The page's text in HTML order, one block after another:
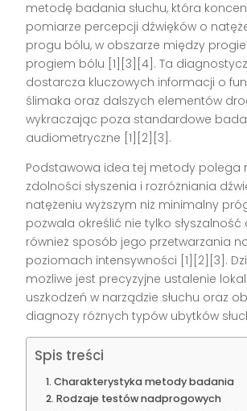
metodę badania słuchu, która
pomiarze percepcji dźwięków o
progu bólu, w obszarze między
progiem bólu [1][3][4]. Ta
dostarcza kluczowych informacji o
ślimaka oraz dalszych elementów
wykraczając poza standardowe
audiometryczne [1][2][3].
Podstawowa idea tej metody polega
zdolności słyszenia i rozróżniania
natężeniu wyższym niż minimalny
pozwala określić nie tylko słyszalność
również sposób jego przetwarzania
poziomach intensywności [1][2][3].
możliwe jest precyzyjne ustalenie
uszkodzeń w narządzie słuchu oraz
diagnozy różnych typów ubytków
Spis treści
Charakterystyka metody badania
Rodzaje testów nadprogowych